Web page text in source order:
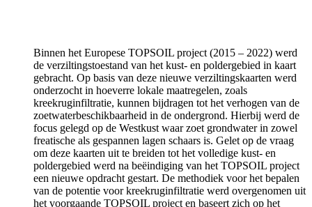
Binnen het Europese TOPSOIL project (2015 – 2022) werd
de verziltingstoestand van het kust- en poldergebied in kaart
gebracht. Op basis van deze nieuwe verziltingskaarten werd
onderzocht in hoeverre lokale maatregelen, zoals
kreekruginfiltratie, kunnen bijdragen tot het verhogen van de
zoetwaterbeschikbaarheid in de ondergrond. Hierbij werd de
focus gelegd op de Westkust waar zoet grondwater in zowel
freatische als gespannen lagen schaars is. Gelet op de vraag
om deze kaarten uit te breiden tot het volledige kust- en
poldergebied werd na beëindiging van het TOPSOIL project
een nieuwe opdracht gestart. De methodiek voor het bepalen
van de potentie voor kreekruginfiltratie werd overgenomen uit
het voorgaande TOPSOIL project en baseert zich op het